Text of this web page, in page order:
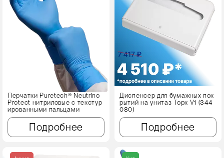
Перчатки Puretech® Neutrino
Protect нитриловые с текстур
ированными пальцами
Подробнее
Диспенсер для бумажных пок
рытий на унитаз Торк V1 (344
080)
Подробнее